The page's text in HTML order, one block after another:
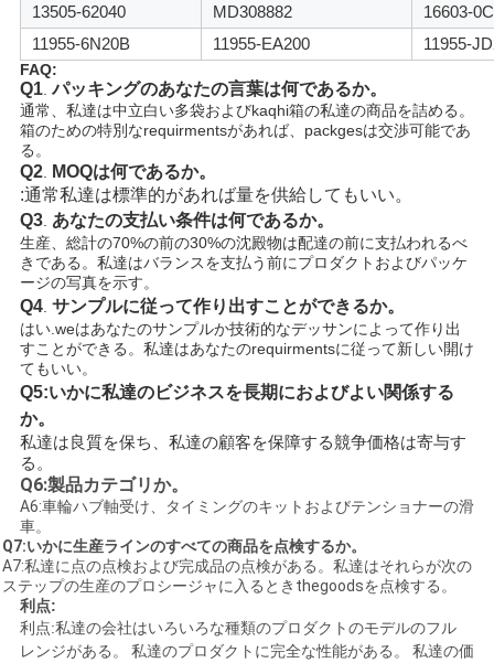
13505-62040
MD308882
16603-
11955-6N20B
11955-EA200 11955-
FAQ:
Q1.パッキングのあなたの言葉は何であるか。
通常、私達は中立白い多袋およびkaqhi箱の私達の商品を詰める。
箱のための特別なrequirmentsがあれば、packgesは交渉可能であ
る。
Q2. MOQは何であるか。
:通常私達は標準的があれば量を供給してもいい。
Q3. あなたの支払い条件は何であるか。
生産、総計の70%の前の30%の沈殿物は配達の前に支払われるべ
きである。 私達はバランスを支払う前にプロダクトおよびパッケ
ージの写真を示す。
Q4. サンプルに従って作り出すことができるか。
はい.weはあなたのサンプルか技術的なデッサンによって作り出
すことができる。私達はあなたのrequirmentsに従って新しい開け
てもいい。
Q5:いかに私達のビジネスを長期におよびよい関係する
か。
私達は良質を保ち、私達の顧客を保障する競争価格は寄与す
る。
Q6:製品カテゴリか。
A6:車輪ハブ軸受け、タイミングのキットおよびテンショナーの滑
車。
Q7:いかに生産ラインのすべての商品を点検するか。
A7:私達に点の点検および完成品の点検がある。私達はそれらが次の
ステップの生産のプロシージャに入るときthegoodsを点検する。
利点:
利点:私達の会社はいろいろな種類のプロダクトのモデルのフル
レンジがある。
私達のプロダクトに完全な性能がある。
私達の価